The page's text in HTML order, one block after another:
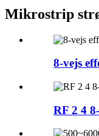
Mikrostrip
8-vejs
RF 2 4